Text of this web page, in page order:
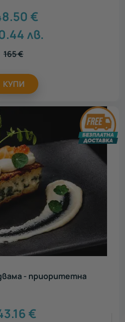
€
лв.
165€
КУПИ
- приоритетна
€